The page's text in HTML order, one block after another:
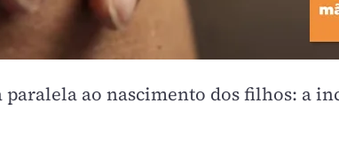
ao nascimento dos filhos: a